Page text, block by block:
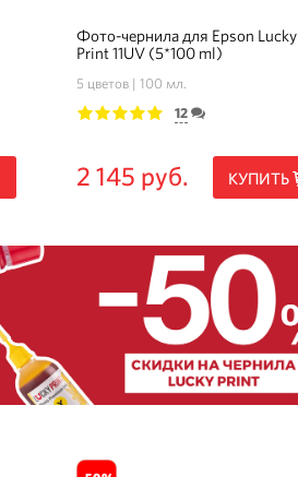
Фото-чернила для Epson Lucky
Print 11UV (5*100 ml)
5 цветов 100 мл.
12
2 145 руб. КУПИТЬ